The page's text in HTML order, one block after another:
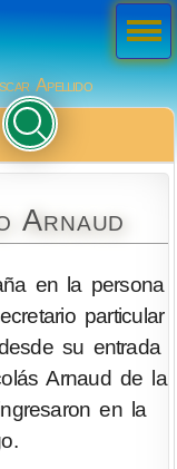
Apellido
Arnaud
en la persona
particular
su entrada
Arnaud de la
en la
Men
ú